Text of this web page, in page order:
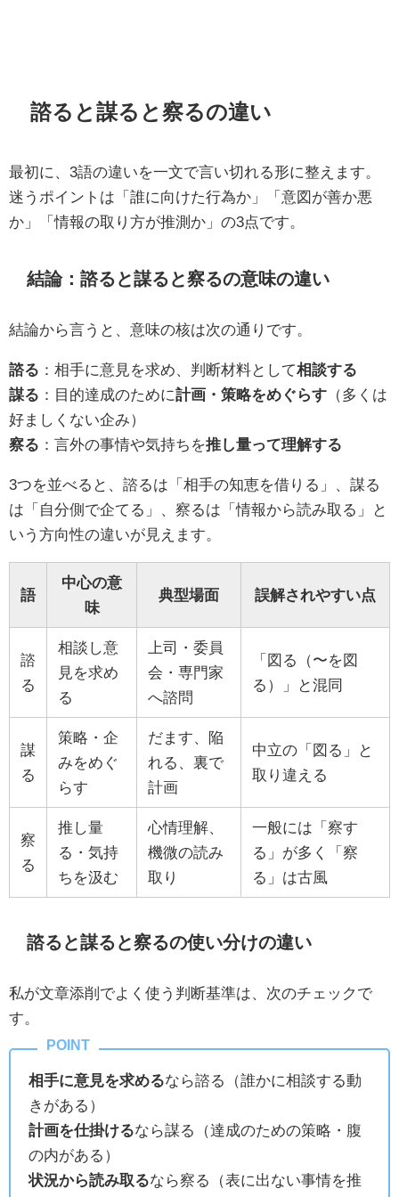
諮ると謀ると察るの違い
最初に、3語の違いを一文で言い切れる形に整えます。
迷うポイントは「誰に向けた行為か」「意図が善か悪
か」「情報の取り方が推測か」の3点です。
結論：諮ると謀ると察るの意味の違い
結論から言うと、意味の核は次の通りです。
諮る ：相手に意見を求め、判断材料として相談する
謀る ：目的達成のために計画・策略をめぐらす （多くは
好ましくない企み）
察る ：言外の事情や気持ちを推し量って理解する
3つを並べると、諮るは「相手の知恵を借りる」、謀る
は「自分側で企てる」、察るは「情報から読み取る」と
いう方向性の違いが見えます。
語
中心の意
味
典型場面 誤解されやすい点
諮
る
相談し意
見を求め
る
上司・委員
会・専門家
へ諮問
「図る（〜を図
る）」と混同
謀
る
策略・企
みをめぐ
らす
だます、陥
れる、裏で
計画
中立の「図る」と
取り違える
察
る
推し量
る・気持
ちを汲む
心情理解、
機微の読み
取り
一般には「察す
る」が多く「察
る」は古風
諮ると謀ると察るの使い分けの違い
私が文章添削でよく使う判断基準は、次のチェックで
す。
相手に意見を求めるなら諮る（誰かに相談する動
きがある）
計画を仕掛けるなら謀る（達成のための策略・腹
の内がある）
状況から読み取るなら察る（表に出ない事情を推